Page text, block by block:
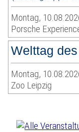
Montag,
Porsche
Welttag
Montag,
Zoo Leipzig